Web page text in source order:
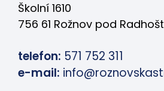
Školní 1610
756 61 Rožnov pod
telefon: 571 752 311
e-mail: